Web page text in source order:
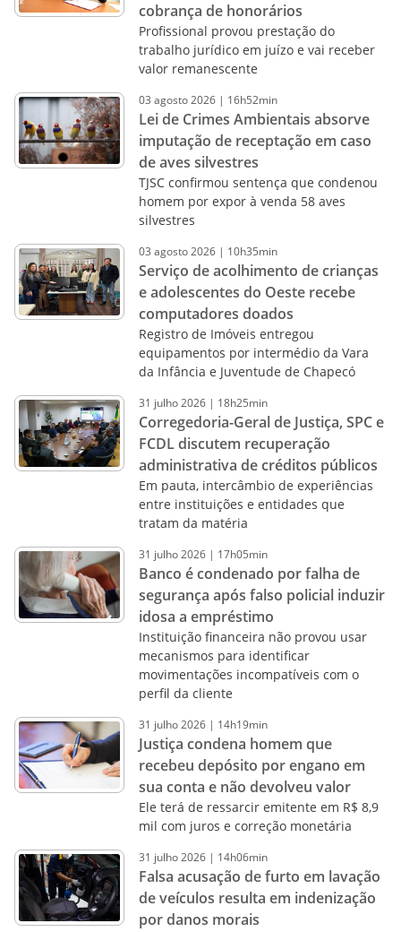
cobrança de honorários
Profissional provou prestação do
trabalho jurídico em juízo e vai receber
valor remanescente
03 agosto2026 | 16h52min
Lei de Crimes Ambientais absorve
imputação de receptação em caso
de aves silvestres
TJSC confirmou sentença que condenou
homem por expor à venda 58 aves
silvestres
03 agosto2026 | 10h35min
Serviço de acolhimento de crianças
e adolescentes do Oeste recebe
computadores doados
Registro de Imóveis entregou
equipamentos por intermédio da Vara
da Infância e Juventude de Chapecó
31 julho2026 | 18h25min
Corregedoria-Geral de Justiça, SPC e
FCDL discutem recuperação
administrativa de créditos públicos
Em pauta, intercâmbio de experiências
entre instituições e entidades que
tratam da matéria
31 julho2026 | 17h05min
Banco é condenado por falha de
segurança após falso policial induzir
idosa a empréstimo
Instituição financeira não provou usar
mecanismos para identificar
movimentações incompatíveis com o
perfil da cliente
31 julho2026 | 14h19min
Justiça condena homem que
recebeu depósito por engano em
sua conta e não devolveu valor
Ele terá de ressarcir emitente em R$ 8,9
mil com juros e correção monetária
31 julho2026 | 14h06min
Falsa acusação de furto em lavação
de veículos resulta em indenização
por danos morais